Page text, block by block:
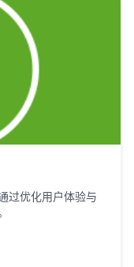
过优化用户体验与